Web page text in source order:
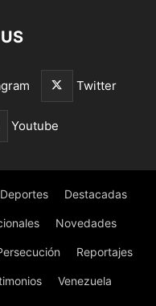
Twitter
Youtube
Deportes Destacadas
Novedades
Reportajes
Venezuela